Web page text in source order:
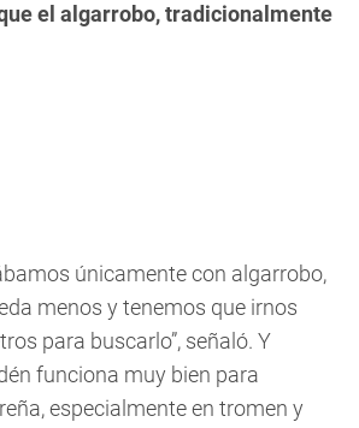
el algarrobo, tradicionalmente
únicamente con algarrobo,
menos y tenemos que irnos
para buscarlo”, señaló. Y
funciona muy bien para
especialmente en tromen y